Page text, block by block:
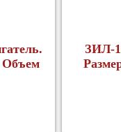
Объем
ЗИЛ-